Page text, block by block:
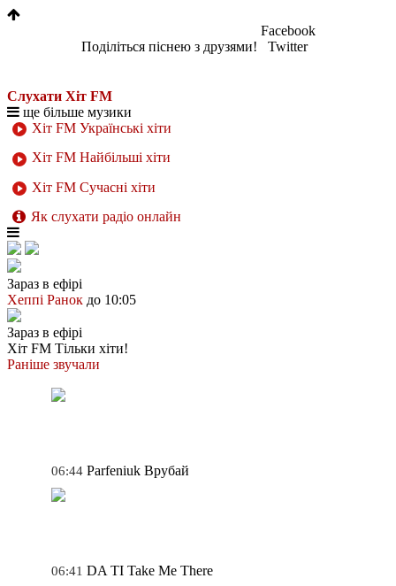
Поділіться піснею з друзями!
Facebook
Twitter
Слухати Хіт FM
ще більше музики
Хіт FM Українські хіти
Хіт FM Найбільші хіти
Хіт FM Сучасні хіти
Як слухати радіо онлайн
Зараз в ефірі
Хеппі Ранок до 10:05
Зараз в ефірі
Хіт FM Тільки хіти!
Раніше звучали
06:44 Parfeniuk Врубай
06:41 DA TI Take Me There